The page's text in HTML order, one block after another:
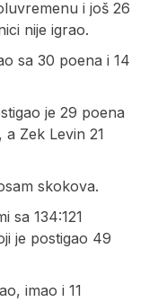
i još 26
nije igrao.
sa 30 poena i 14
je 29 poena
Zek Levin 21
skokova.
sa 134:121
je postigao 49
imao i 11